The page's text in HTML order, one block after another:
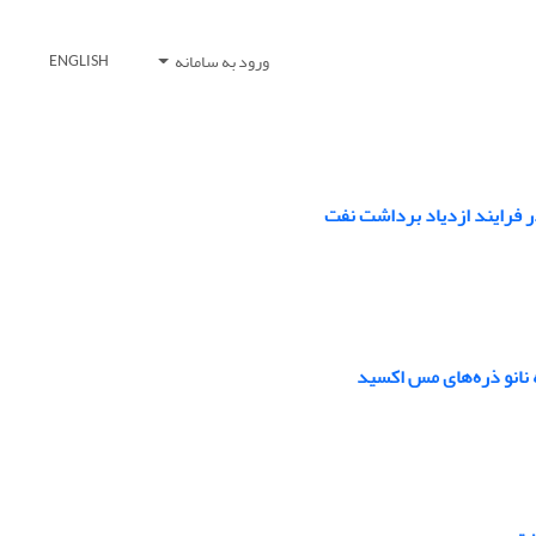
ورود به سامانه ENGLISH
ازدیاد برداشت نفت